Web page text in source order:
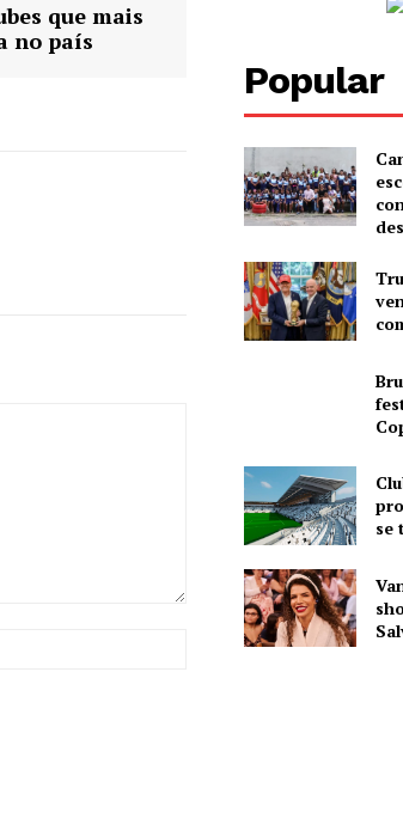
que mais
no país
Website:
Popular
se